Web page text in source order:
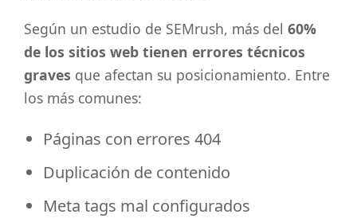
Según un estudio de SEMrush, más del 60%
de los sitios web tienen errores técnicos
graves que afectan su posicionamiento. Entre
los más comunes:
Páginas con errores 404
Duplicación de contenido
Meta tags mal configurados